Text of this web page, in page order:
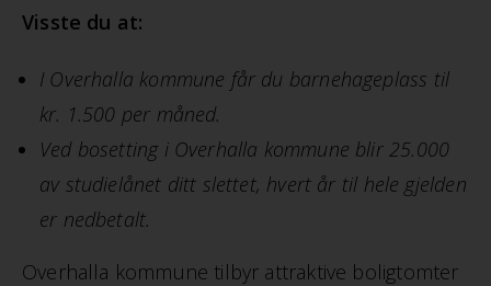
Visste du at:
I Overhalla kommune får du barnehageplass til
kr. 1.500 per måned.
Ved bosetting i Overhalla kommune blir 25.000
av studielånet ditt slettet, hvert år til hele gjelden
er nedbetalt.
Overhalla kommune tilbyr attraktive boligtomter